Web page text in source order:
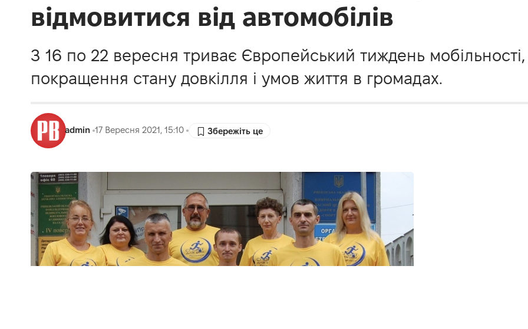
відмовитися від автомобілів
З 16 по 22 вересня триває Європейський тиждень
покращення стану довкілля і умов життя в громадах.
admin 17 Вересня 2021, 15:10